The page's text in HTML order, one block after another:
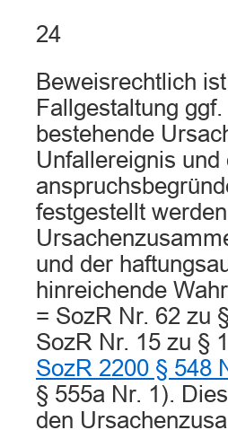
24
Beweisrechtlich
Fallgestaltung
bestehende
Unfallereignis
festgestellt
und der
hinreichende
= SozR Nr. 62 zu
SozR Nr. 15 zu §
SozR 2200 § 548
§ 555a Nr. 1).
den